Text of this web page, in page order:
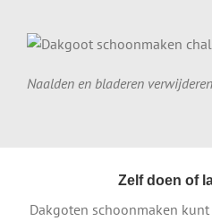
Naalden en bladeren verwijderen
Zelf doen of
Dakgoten schoonmaken